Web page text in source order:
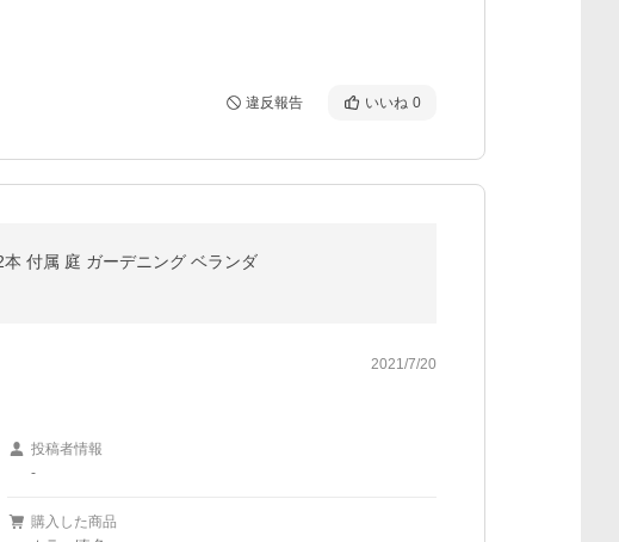
違反報告 いいね 0
付属 庭 ガーデニング ベランダ
2021/7/20
投稿者情報
-
購入した商品